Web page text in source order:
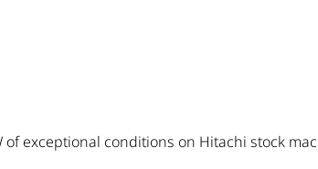
of exceptional conditions on Hitachi stock